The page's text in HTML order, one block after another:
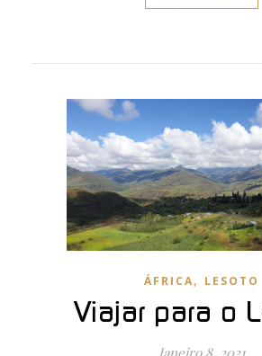
ÁFRICA, LESOTO
Viajar para o
Janeiro 8, 2021